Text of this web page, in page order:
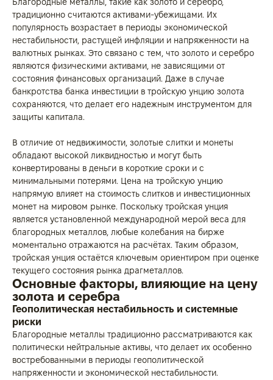
традиционно считаются активами-убежищами. Их
популярность возрастает в периоды экономической
нестабильности, растущей инфляции и напряженности на
валютных рынках. Это связано с тем, что золото и серебро
являются физическими активами, не зависящими от
состояния финансовых организаций. Даже в случае
банкротства банка инвестиции в тройскую унцию золота
сохраняются, что делает его надежным инструментом для
защиты капитала.
В отличие от недвижимости, золотые слитки и монеты
обладают высокой ликвидностью и могут быть
конвертированы в деньги в короткие сроки и с
минимальными потерями. Цена на тройскую унцию
напрямую влияет на стоимость слитков и инвестиционных
монет на мировом рынке. Поскольку тройская унция
является установленной международной мерой веса для
благородных металлов, любые колебания на бирже
моментально отражаются на расчётах. Таким образом,
тройская унция остаётся ключевым ориентиром при оценке
текущего состояния рынка драгметаллов.
Основные факторы, влияющие на цену
золота и серебра
Геополитическая нестабильность и системные
риски
Благородные металлы традиционно рассматриваются как
политически нейтральные активы, что делает их особенно
востребованными в периоды геополитической
напряженности и экономической нестабильности.